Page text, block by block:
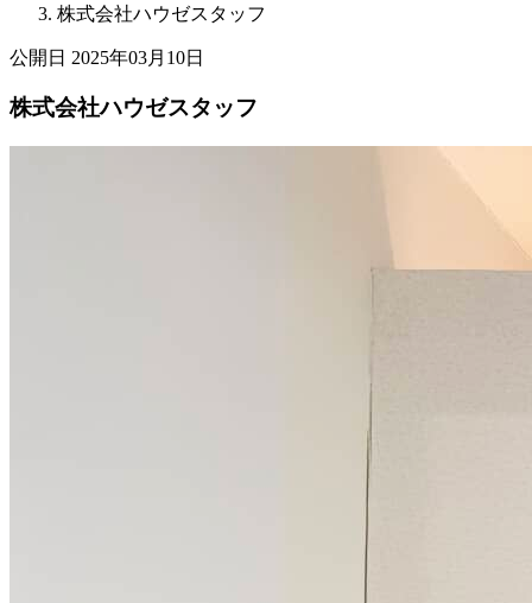
株式会社ハウゼスタッフ
公開日 2025年03月10日
株式会社ハウゼスタッフ